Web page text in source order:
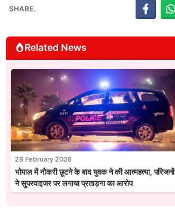
SHARE.
Related News
28 February 2026
भोपाल में नौकरी छूटने के बाद युवक ने की आत्महत्या, परिजनों
ने सुपरवाइजर पर लगाया प्रताड़ना का आरोप